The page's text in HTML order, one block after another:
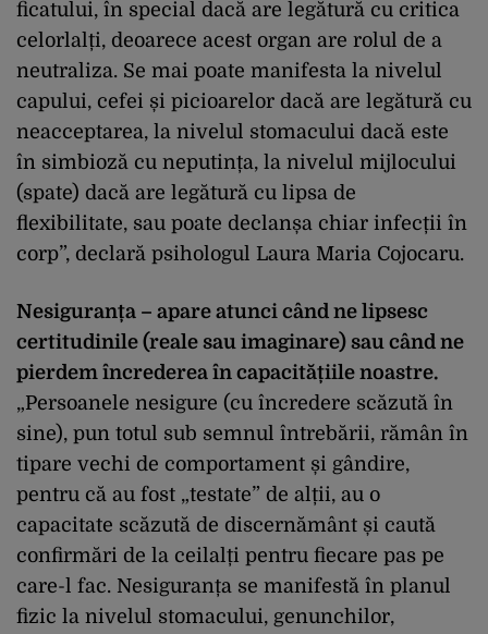
ficatului, în special dacă are legătură cu critica
celorlalți, deoarece acest organ are rolul de a
neutraliza. Se mai poate manifesta la nivelul
capului, cefei și picioarelor dacă are legătură cu
neacceptarea, la nivelul stomacului dacă este
în simbioză cu neputința, la nivelul mijlocului
(spate) dacă are legătură cu lipsa de
flexibilitate, sau poate declanșa chiar infecții în
corp”, declară psihologul Laura Maria Cojocaru.
Nesiguranța – apare atunci când ne lipsesc
certitudinile (reale sau imaginare) sau când ne
pierdem încrederea în capacitățiile noastre.
„Persoanele nesigure (cu încredere scăzută în
sine), pun totul sub semnul întrebării, rămân în
tipare vechi de comportament și gândire,
pentru că au fost „testate” de alții, au o
capacitate scăzută de discernământ și caută
confirmări de la ceilalți pentru fiecare pas pe
care-l fac. Nesiguranța se manifestă în planul
fizic la nivelul stomacului, genunchilor,